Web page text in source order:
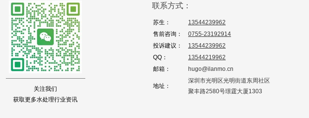
关注我们
获取更多水处理行业资讯
联系方式：
苏生：
13544239962
售前咨询：
0755-23192914
投诉建议：
13544239962
QQ：
13544219962
邮箱：
hugo@ilanmo.cn
地址：
深圳市光明区光明街道东周社区
聚丰路2580号璟霆大厦1303